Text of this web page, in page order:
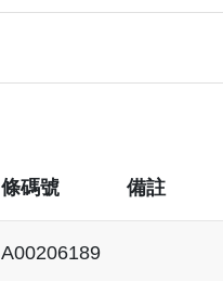
條碼號 備註
A00206189